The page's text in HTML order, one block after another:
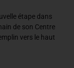
étape dans
de son Centre
vers le haut